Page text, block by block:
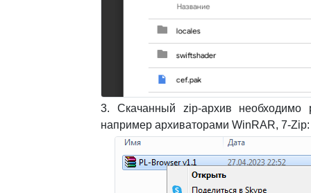
3. Скачанный zip-архив необходимо
например архиваторами WinRAR, 7-Zip: